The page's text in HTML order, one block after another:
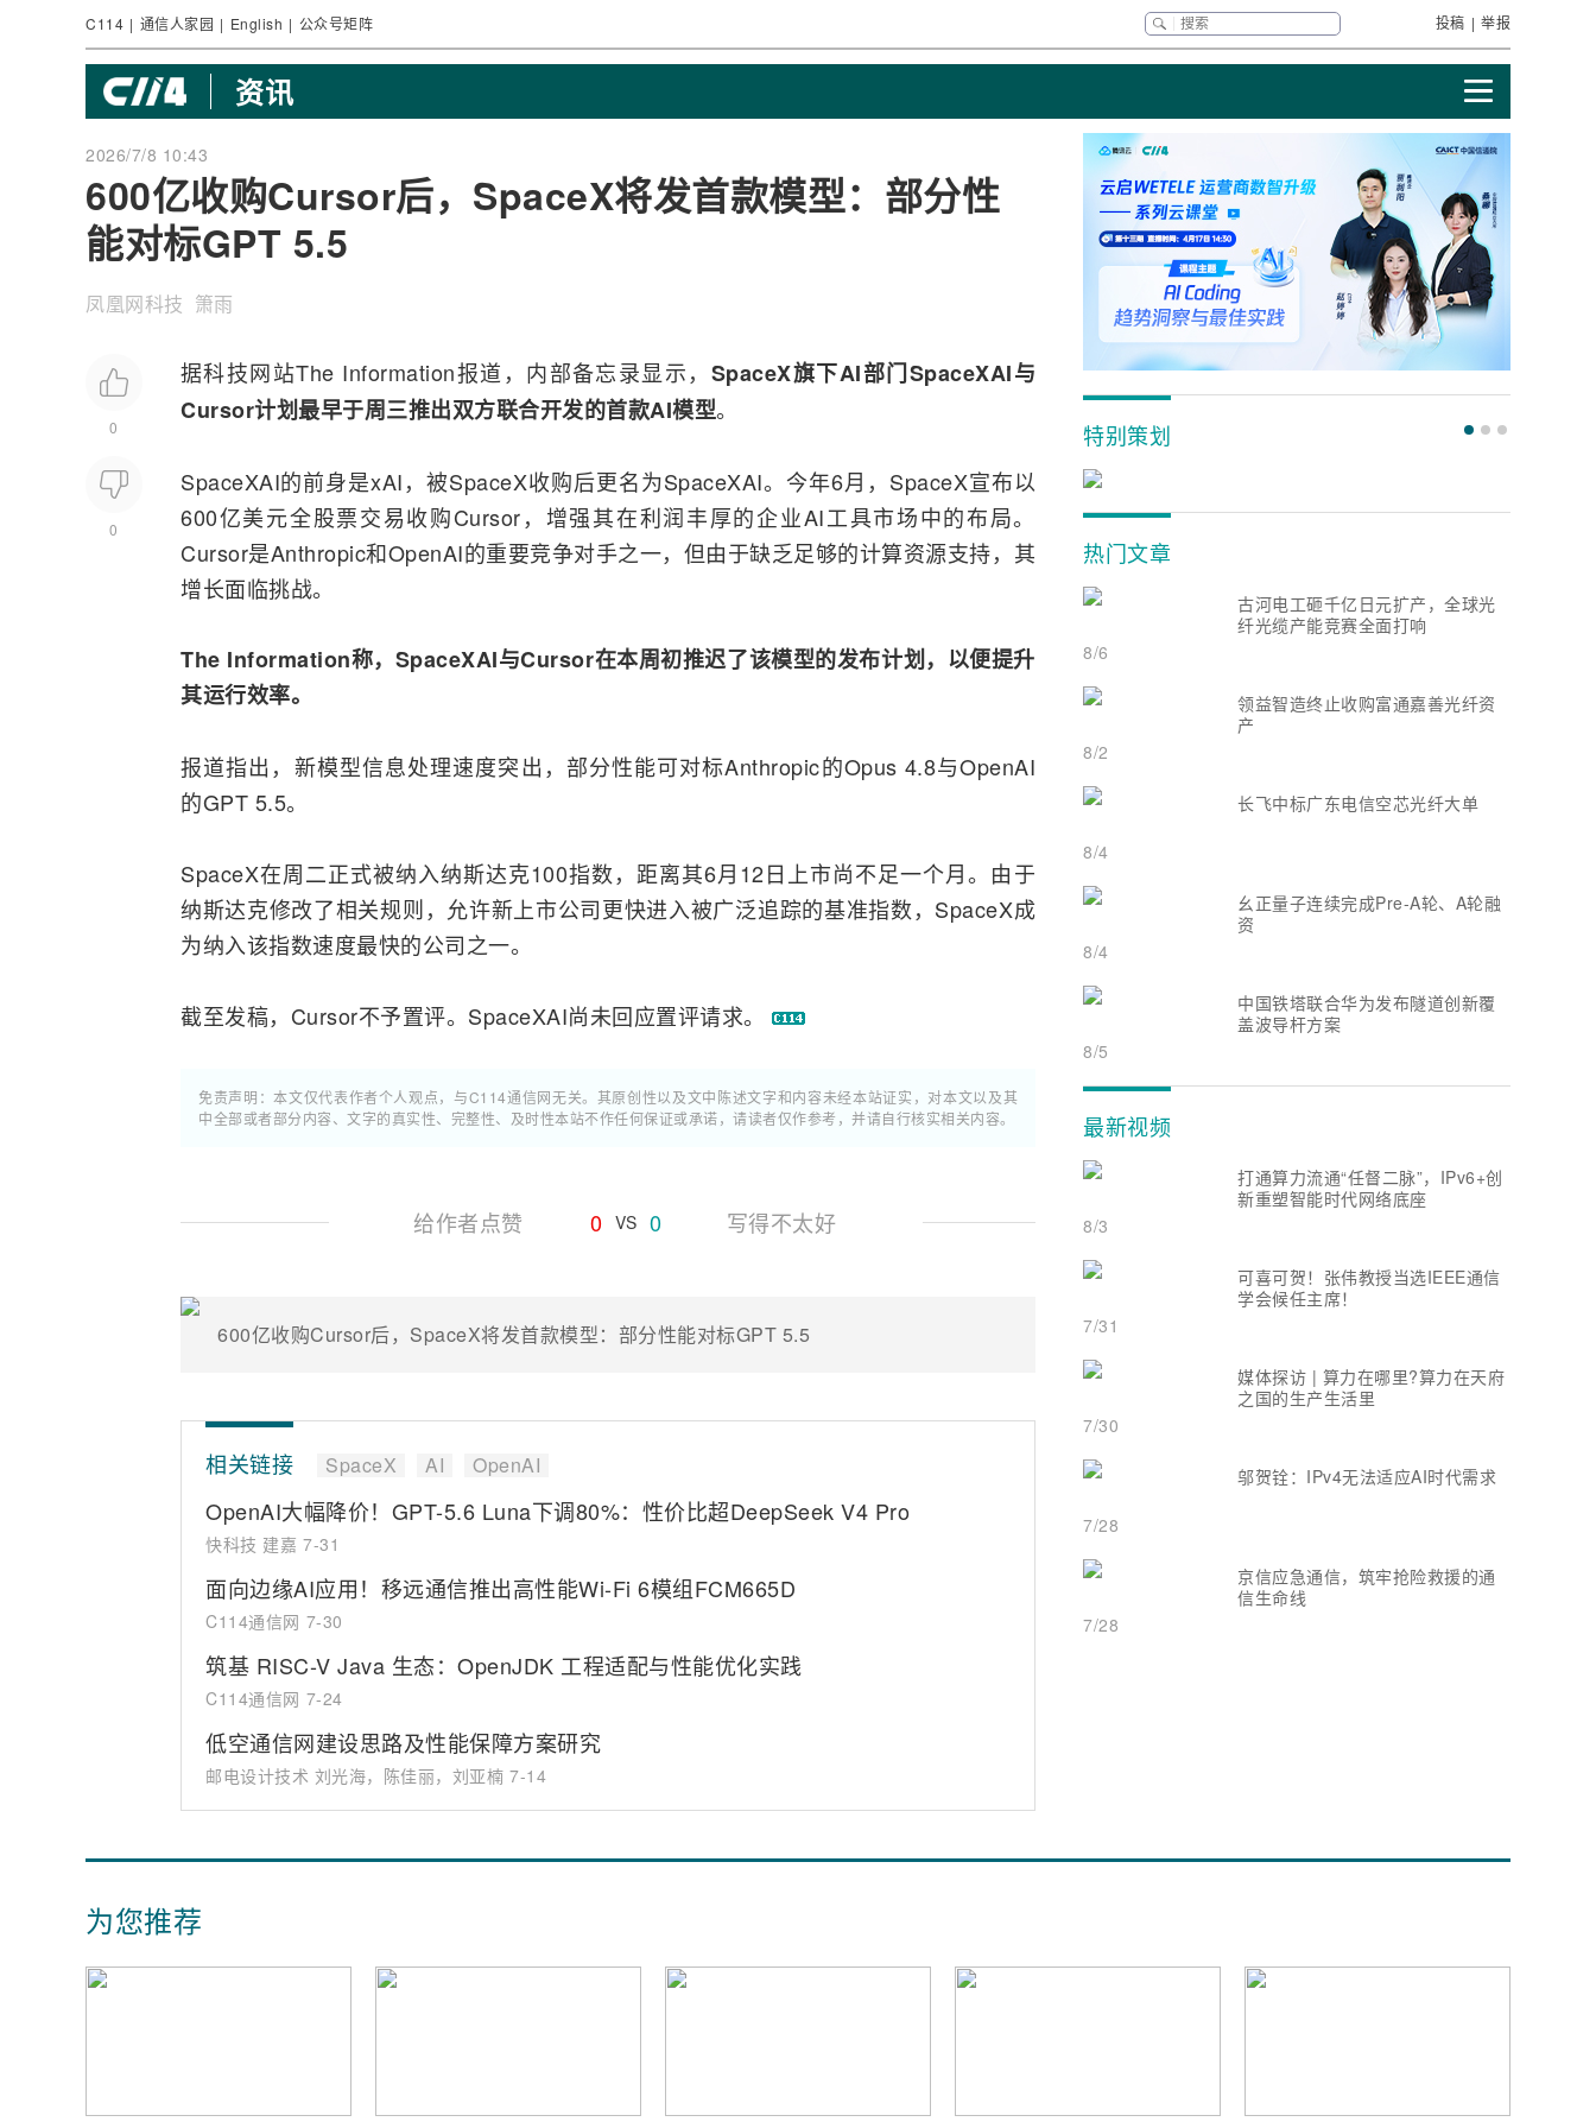
C114 | 通信人家园 | English | 公众号矩阵 投稿 | 举报
资讯
2026/7/8 10:43
600亿收购Cursor后，SpaceX将发首款模型：部分性
能对标GPT 5.5
凤凰网科技 箫雨
0
0
据科技网站The Information报道，内部备忘录显示， SpaceX旗下AI部门SpaceXAI与
Cursor计划最早于周三推出双方联合开发的首款AI模型。
SpaceXAI的前身是xAI，被SpaceX收购后更名为SpaceXAI。今年6月，SpaceX宣布以
600亿美元全股票交易收购Cursor，增强其在利润丰厚的企业AI工具市场中的布局。
Cursor是Anthropic和OpenAI的重要竞争对手之一，但由于缺乏足够的计算资源支持，其
增长面临挑战。
The Information称，SpaceXAI与Cursor在本周初推迟了该模型的发布计划，以便提升
其运行效率。
报道指出，新模型信息处理速度突出，部分性能可对标Anthropic的Opus 4.8与OpenAI
的GPT 5.5。
SpaceX在周二正式被纳入纳斯达克100指数，距离其6月12日上市尚不足一个月。由于
纳斯达克修改了相关规则，允许新上市公司更快进入被广泛追踪的基准指数，SpaceX成
为纳入该指数速度最快的公司之一。
截至发稿，Cursor不予置评。SpaceXAI尚未回应置评请求。
免责声明：本文仅代表作者个人观点，与C114通信网无关。其原创性以及文中陈述文字和内容未经本站证实，对本文以及其
中全部或者部分内容、文字的真实性、完整性、及时性本站不作任何保证或承诺，请读者仅作参考，并请自行核实相关内容。
给作者点赞 0 VS 0 写得不太好
600亿收购Cursor后，SpaceX将发首款模型：部分性能对标GPT 5.5
相关链接 SpaceX AI OpenAI
OpenAI大幅降价！GPT-5.6 Luna下调80%：性价比超DeepSeek V4 Pro
快科技 建嘉 7-31
面向边缘AI应用！移远通信推出高性能Wi-Fi 6模组FCM665D
C114通信网 7-30
筑基 RISC-V Java 生态：OpenJDK 工程适配与性能优化实践
C114通信网 7-24
低空通信网建设思路及性能保障方案研究
邮电设计技术 刘光海，陈佳丽，刘亚楠 7-14
特别策划
热门文章
古河电工砸千亿日元扩产，全球光
纤光缆产能竞赛全面打响
8/6
领益智造终止收购富通嘉善光纤资
产
8/2
长飞中标广东电信空芯光纤大单
8/4
幺正量子连续完成Pre-A轮、A轮融
资
8/4
中国铁塔联合华为发布隧道创新覆
盖波导杆方案
8/5
最新视频
打通算力流通“任督二脉”，IPv6+创
新重塑智能时代网络底座
8/3
可喜可贺！张伟教授当选IEEE通信
学会候任主席！
7/31
媒体探访 | 算力在哪里?算力在天府
之国的生产生活里
7/30
邬贺铨：IPv4无法适应AI时代需求
7/28
京信应急通信，筑牢抢险救援的通
信生命线
7/28
为您推荐